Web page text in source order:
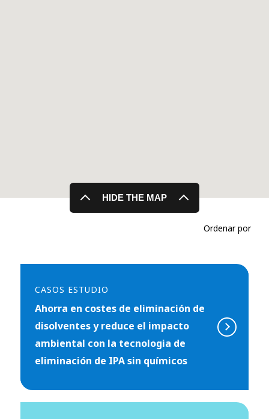
HIDE THE MAP
Ordenar por
CASOS ESTUDIO
Ahorra en costes de eliminación de
disolventes y reduce el impacto
ambiental con la tecnologia de
eliminación de IPA sin químicos